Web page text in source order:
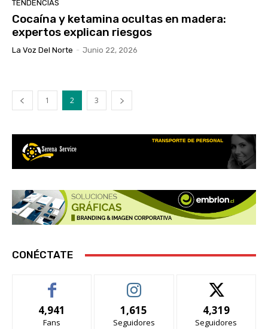
TENDENCIAS
Cocaína y ketamina ocultas en madera:
expertos explican riesgos
La Voz Del Norte - Junio 22, 2026
1 2 3
CONÉCTATE
4,941
Fans
1,615
Seguidores
4,319
Seguidores